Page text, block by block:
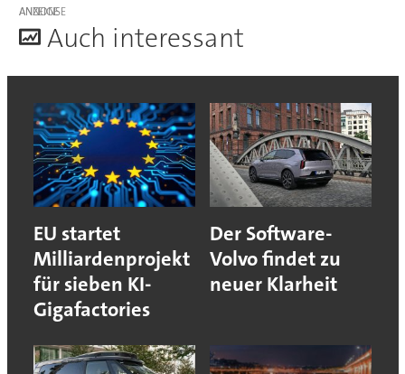
ANZEIGE
Auch interessant
EU startet
Milliardenprojekt
für sieben KI-
Gigafactories
Der Software-
Volvo findet zu
neuer Klarheit